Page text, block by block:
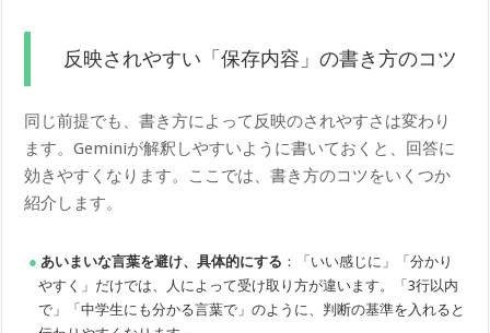
反映されやすい「保存内容」の書き方のコツ
同じ前提でも、書き方によって反映のされやすさは変わり
ます。Geminiが解釈しやすいように書いておくと、回答に
効きやすくなります。ここでは、書き方のコツをいくつか
紹介します。
あいまいな言葉を避け、具体的にする ：「いい感じに」「分かり
やすく」だけでは、人によって受け取り方が違います。「3行以内
で」「中学生にも分かる言葉で」のように、判断の基準を入れると